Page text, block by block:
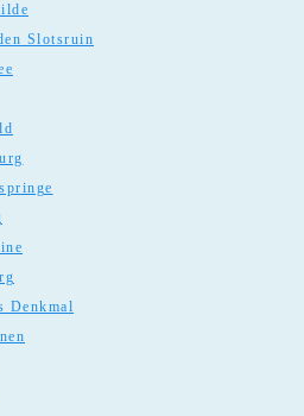
Slotsruin
Denkmal